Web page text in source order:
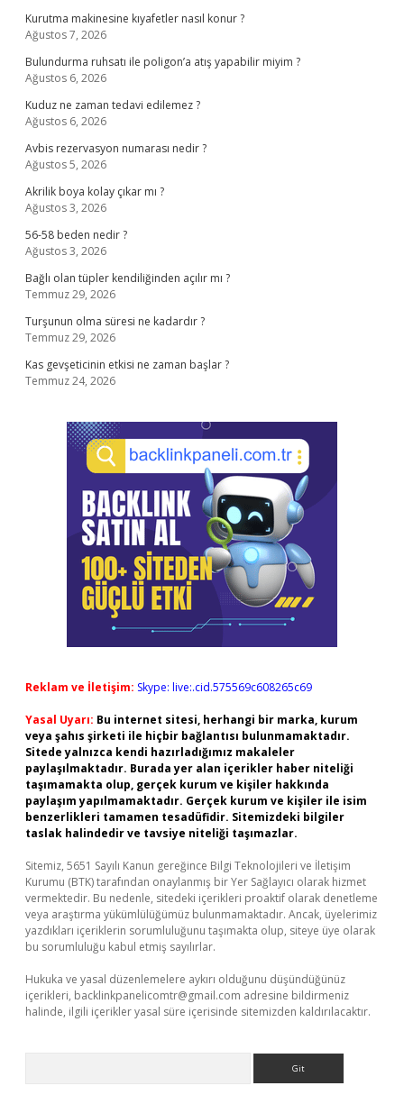
Kurutma makinesine kıyafetler nasıl konur ?
Ağustos 7, 2026
Bulundurma ruhsatı ile poligon’a atış yapabilir miyim ?
Ağustos 6, 2026
Kuduz ne zaman tedavi edilemez ?
Ağustos 6, 2026
Avbis rezervasyon numarası nedir ?
Ağustos 5, 2026
Akrilik boya kolay çıkar mı ?
Ağustos 3, 2026
56-58 beden nedir ?
Ağustos 3, 2026
Bağlı olan tüpler kendiliğinden açılır mı ?
Temmuz 29, 2026
Turşunun olma süresi ne kadardır ?
Temmuz 29, 2026
Kas gevşeticinin etkisi ne zaman başlar ?
Temmuz 24, 2026
Reklam ve İletişim: Skype: live:.cid.575569c608265c69
Yasal Uyarı: Bu internet sitesi, herhangi bir marka, kurum
veya şahıs şirketi ile hiçbir bağlantısı bulunmamaktadır.
Sitede yalnızca kendi hazırladığımız makaleler
paylaşılmaktadır. Burada yer alan içerikler haber niteliği
taşımamakta olup, gerçek kurum ve kişiler hakkında
paylaşım yapılmamaktadır. Gerçek kurum ve kişiler ile isim
benzerlikleri tamamen tesadüfidir. Sitemizdeki bilgiler
taslak halindedir ve tavsiye niteliği taşımazlar.
Sitemiz, 5651 Sayılı Kanun gereğince Bilgi Teknolojileri ve İletişim
Kurumu (BTK) tarafından onaylanmış bir Yer Sağlayıcı olarak hizmet
vermektedir. Bu nedenle, sitedeki içerikleri proaktif olarak denetleme
veya araştırma yükümlülüğümüz bulunmamaktadır. Ancak, üyelerimiz
yazdıkları içeriklerin sorumluluğunu taşımakta olup, siteye üye olarak
bu sorumluluğu kabul etmiş sayılırlar.
Hukuka ve yasal düzenlemelere aykırı olduğunu düşündüğünüz
içerikleri, backlinkpanelicomtr@gmail.com adresine bildirmeniz
halinde, ilgili içerikler yasal süre içerisinde sitemizden kaldırılacaktır.